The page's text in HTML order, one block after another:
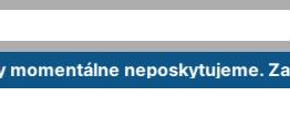
neposkytujeme. Za